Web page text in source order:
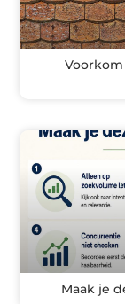
Maak je